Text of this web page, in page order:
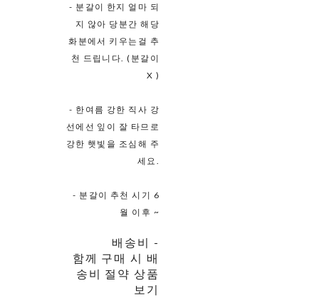
- 분갈이 한지 얼마 되
지 않아 당분간 해당
화분에서 키우는걸 추
천 드립니다. (분갈이
X )
- 한여름 강한 직사 강
선에선 잎이 잘 타므로
강한 햇빛을 조심해 주
세요.
- 분갈이 추천 시기 6
월 이후 ~
배송비 -
함께 구매 시 배
송비 절약 상품
보기